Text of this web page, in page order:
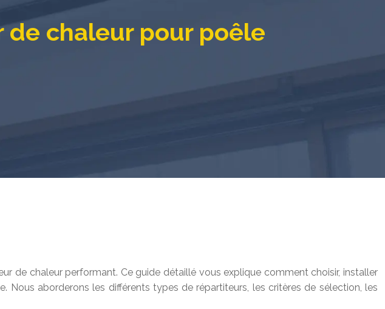
chaleur pour poêle
de chaleur performant. Ce guide détaillé vous explique comment choisir, installer
aborderons les différents types de répartiteurs, les critères de sélection, les